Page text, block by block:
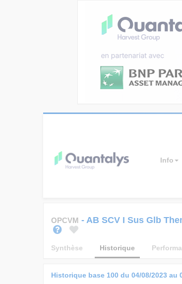
Info
OPCVM - AB SCV I Sus Glb
Synthèse Historique
Historique base 100 du 04/08/2023 au